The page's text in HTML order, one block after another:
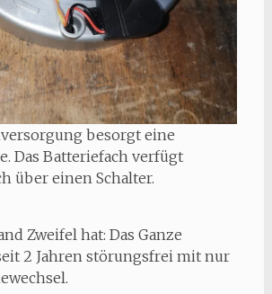
besorgt eine
Das Batteriefach verfügt
über einen Schalter.
Zweifel hat: Das Ganze
2 Jahren störungsfrei mit nur